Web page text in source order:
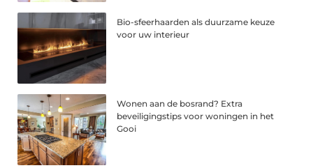
Bio-sfeerhaarden als duurzame keuze
voor uw interieur
Wonen aan de bosrand? Extra
beveiligingstips voor woningen in het
Gooi